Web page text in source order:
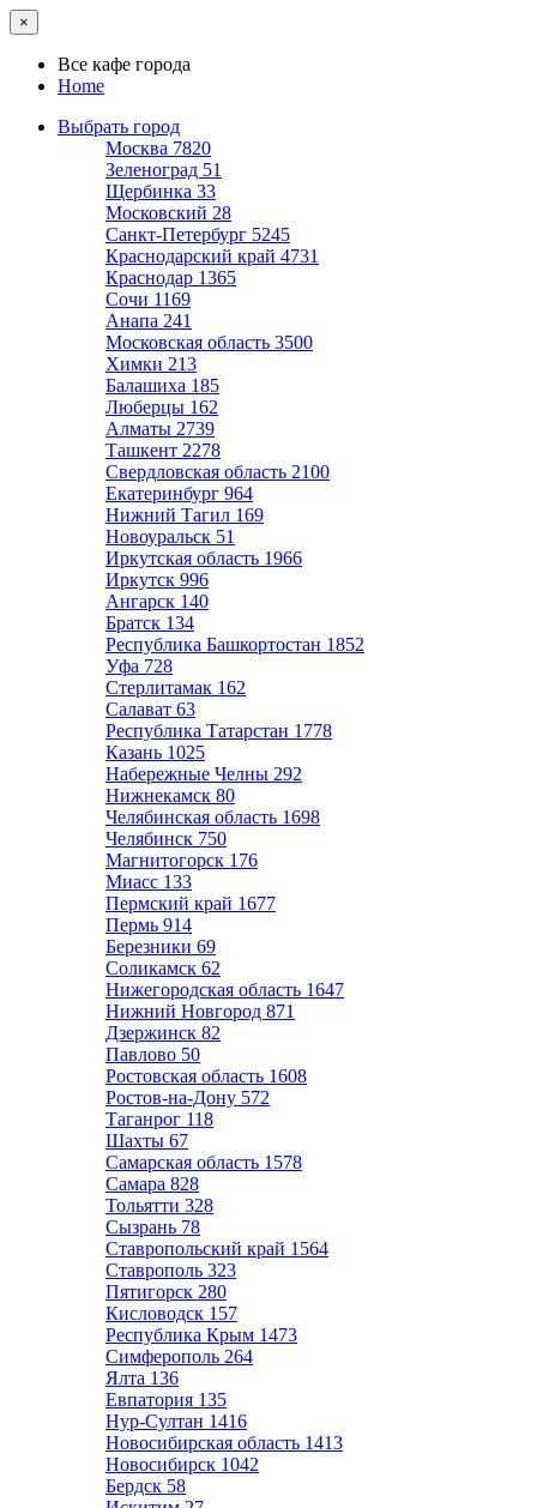
×
Все кафе города
Home
Выбрать город
Москва 7820
Зеленоград 51
Щербинка 33
Московский 28
Санкт-Петербург 5245
Краснодарский край 4731
Краснодар 1365
Сочи 1169
Анапа 241
Московская область 3500
Химки 213
Балашиха 185
Люберцы 162
Алматы 2739
Ташкент 2278
Свердловская область 2100
Екатеринбург 964
Нижний Тагил 169
Новоуральск 51
Иркутская область 1966
Иркутск 996
Ангарск 140
Братск 134
Республика Башкортостан 1852
Уфа 728
Стерлитамак 162
Салават 63
Республика Татарстан 1778
Казань 1025
Набережные Челны 292
Нижнекамск 80
Челябинская область 1698
Челябинск 750
Магнитогорск 176
Миасс 133
Пермский край 1677
Пермь 914
Березники 69
Соликамск 62
Нижегородская область 1647
Нижний Новгород 871
Дзержинск 82
Павлово 50
Ростовская область 1608
Ростов-на-Дону 572
Таганрог 118
Шахты 67
Самарская область 1578
Самара 828
Тольятти 328
Сызрань 78
Ставропольский край 1564
Ставрополь 323
Пятигорск 280
Кисловодск 157
Республика Крым 1473
Симферополь 264
Ялта 136
Евпатория 135
Нур-Султан 1416
Новосибирская область 1413
Новосибирск 1042
Бердск 58